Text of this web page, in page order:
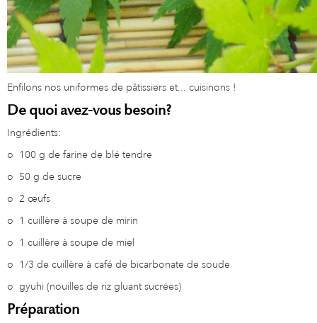
Enfilons nos uniformes de pâtissiers et... cuisinons !
De quoi avez-vous besoin?
Ingrédients:
o
100 g de farine de blé tendre
o 50 g de sucre
o 2 œufs
o
1 cuillère à soupe de mirin
o
1 cuillère à soupe de miel
o
1/3 de cuillère à café de bicarbonate de soude
o gyuhi (nouilles de riz gluant sucrées)
Préparation